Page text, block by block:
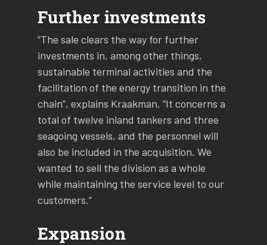
Further investments
“The sale clears the way for further
investments in, among other things,
sustainable terminal activities and the
facilitation of the energy transition in the
chain”, explains Kraakman. “It concerns a
total of twelve inland tankers and three
seagoing vessels, and the personnel will
also be included in the acquisition. We
wanted to sell the division as a whole
while maintaining the service level to our
customers.”
Expansion